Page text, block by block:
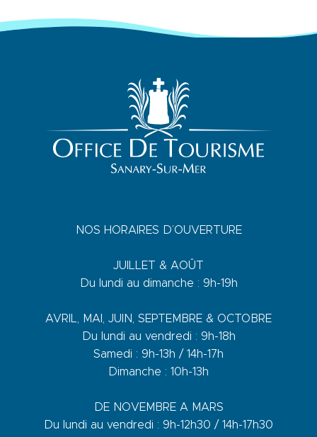
NOS HORAIRES D’OUVERTURE
JUILLET & AOÛT
Du lundi au dimanche : 9h-19h
AVRIL, MAI, JUIN, SEPTEMBRE & OCTOBRE
Du lundi au vendredi : 9h-18h
Samedi : 9h-13h / 14h-17h
Dimanche : 10h-13h
DE NOVEMBRE A MARS
Du lundi au vendredi : 9h-12h30 / 14h-17h30